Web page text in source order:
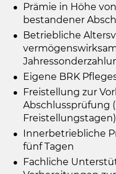
Prämie in Höhe
bestandener
Betriebliche
Eigene BRK
Freistellung zur
Abschlussprüfung
Freistellungstagen)
Innerbetriebliche
fünf Tagen
Fachliche